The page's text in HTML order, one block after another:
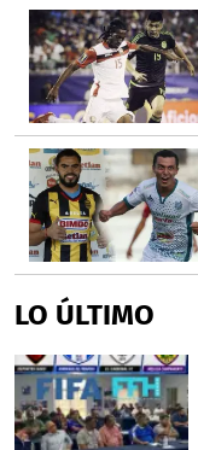
LO ÚLTIMO